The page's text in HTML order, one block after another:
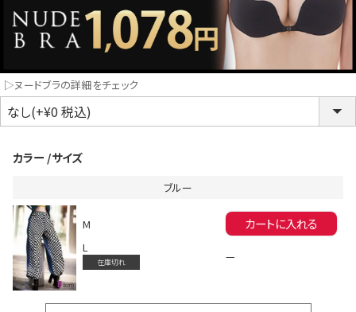
LINE連携でクーポンもらえる!!
同一商品まとめ買いキャンペーン
▷ヌードブラの詳細をチェック
カラー サイズ
ブルー
M カートに入れる
L
在庫切れ —